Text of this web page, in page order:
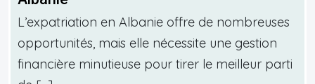
L’expatriation en Albanie offre de nombreuses
opportunités, mais elle nécessite une gestion
financière minutieuse pour tirer le meilleur parti